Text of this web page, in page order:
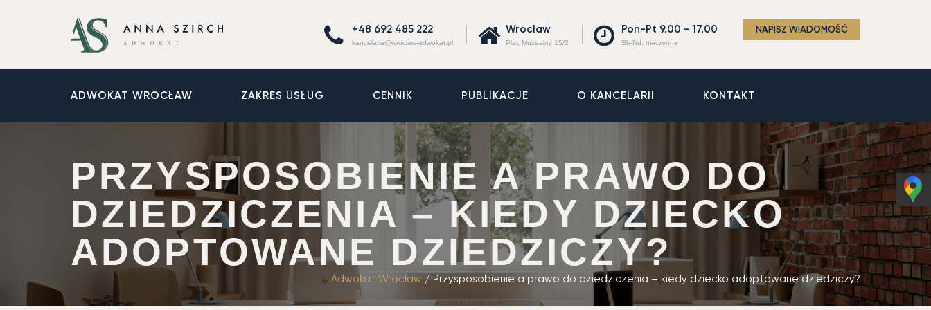
+48 692 485 222
kancelaria@wroclaw-adwokat.pl
Wrocław
Plac Muzealny 15/2
Pon-Pt 9.00 - 17.00
Sb-Nd: nieczynne
NAPISZ WIADOMOŚĆ
ADWOKAT WROCŁAW ZAKRES USŁUG CENNIK PUBLIKACJE O KANCELARII KONTAKT
PRZYSPOSOBIENIE A PRAWO DO
DZIEDZICZENIA – KIEDY DZIECKO
ADOPTOWANE DZIEDZICZY?
Adwokat Wrocław / Przysposobienie a prawo do dziedziczenia – kiedy dziecko adoptowane dziedziczy?